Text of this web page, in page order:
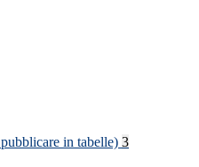
in tabelle) 3